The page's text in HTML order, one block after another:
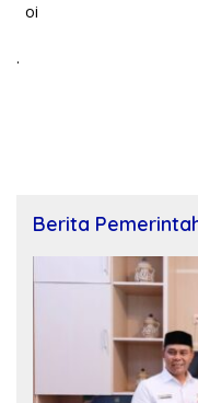
oi
.
Berita